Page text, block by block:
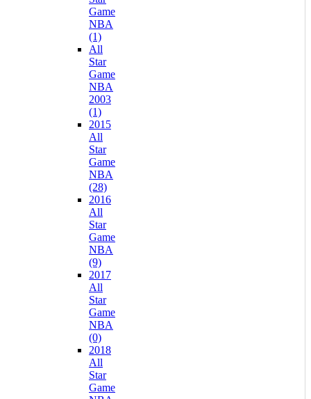
Game
NBA
(1)
All
Star
Game
NBA
2003
(1)
2015
All
Star
Game
NBA
(28)
2016
All
Star
Game
NBA
(9)
2017
All
Star
Game
NBA
(0)
2018
All
Star
Game